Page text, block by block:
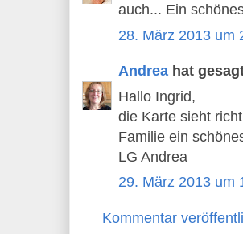
auch... Ein
28. März 2013 um
Andrea hat
Hallo Ingrid,
die Karte sieht
Familie ein
LG Andrea
29. März 2013 um
Kommentar